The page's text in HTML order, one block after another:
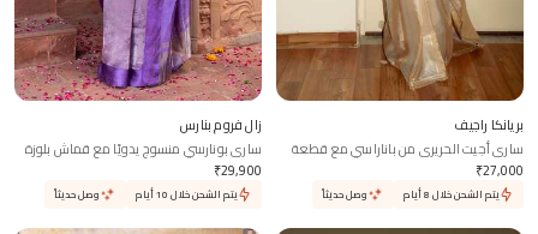
بريانكا راجيف
ساري أجيت الحريري من باناراسي مع قطعة
بلوزة غير مخيطة
₹27,000
يتم الشحن خلال 8 أيام وصل حديثاً
زال فروم بنارس
ساري بونارسي منسوج يدويًا مع قماش بلوزة
غير مخيطة
₹29,900
يتم الشحن خلال 10 أيام وصل حديثاً